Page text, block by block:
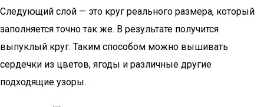
Следующий слой — это круг реального размера, который
заполняется точно так же. В результате получится
выпуклый круг. Таким способом можно вышивать
сердечки из цветов, ягоды и различные другие
подходящие узоры.